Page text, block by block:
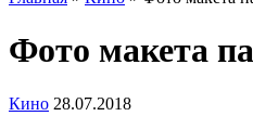
Фото макета
Кино 28.07.2018